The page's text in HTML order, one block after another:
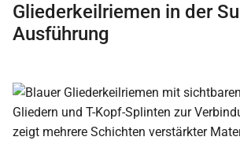
Gliederkeilriemen in der
Ausführung